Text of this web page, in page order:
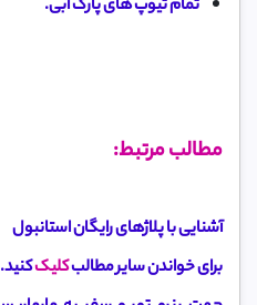
تمام تیوپ های پارک آبی.
مطالب مرتبط:
آشنایی با پلاژهای رایگان استانبول
برای خواندن سایر مطالبکلیککنید.